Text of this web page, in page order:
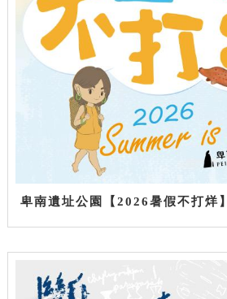
卑南遺址公園【2026暑假不打烊】